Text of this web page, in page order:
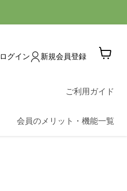
ログイン 新規会員登録
を
ご利用ガイド
会員のメリット・機能一覧